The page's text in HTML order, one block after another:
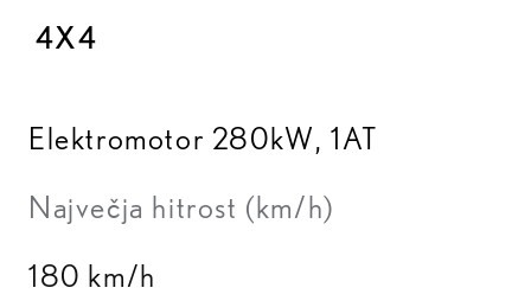
4X4
Elektromotor 280kW,1AT
Največja hitrost (km/h)
180 km/h